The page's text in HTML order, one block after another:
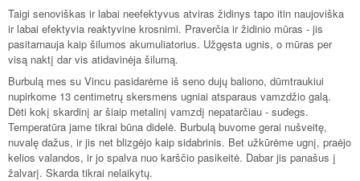
Taigi senoviškas ir labai neefektyvus atviras židinys tapo itin naujoviška
ir labai efektyvia reaktyvine krosnimi. Praverčia ir židinio mūras - jis
pasitarnauja kaip šilumos akumuliatorius. Užgęsta ugnis, o mūras per
visą naktį dar vis atidavinėja šilumą.
Burbulą mes su Vincu pasidarėme iš seno dujų baliono, dūmtraukiui
nupirkome 13 centimetrų skersmens ugniai atsparaus vamzdžio galą.
Dėti kokį skardinį ar šiaip metalinį vamzdį nepatarčiau - sudegs.
Temperatūra jame tikrai būna didelė. Burbulą buvome gerai nušveitę,
nuvalę dažus, ir jis net blizgėjo kaip sidabrinis. Bet užkūrėme ugnį, praėjo
kelios valandos, ir jo spalva nuo karščio pasikeitė. Dabar jis panašus į
žalvarį. Skarda tikrai nelaikytų.